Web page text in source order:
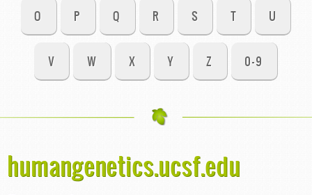
O P Q R S T U
V W X Y Z 0-9
humangenetics.ucsf.edu